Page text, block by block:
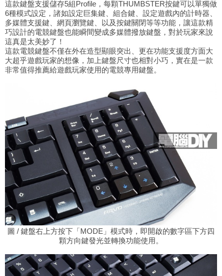
這款鍵盤支援儲存5組Profile，每顆THUMBSTER按鍵可以單獨做
6種模式設定，諸如設定巨集鍵、組合鍵、設定遊戲內的計時器、
多媒體支援鍵、網頁瀏覽鍵、以及按鍵關閉等等功能，讓這款精
巧設計的電競鍵盤也能瞬間變成多媒體撥放鍵盤，對於玩家來說
這真是太美妙了！
這款電競鍵盤不僅在外在造型顯眼突出、更在功能支援度方面大
大超乎遊戲玩家的想像，加上鍵盤尺寸也相對小巧，實在是一款
非常值得推薦給遊戲玩家使用的電競專用鍵盤。
圖 / 鍵盤右上方按下「MODE」模式時，即開啟的數字區下方四
顆方向鍵發光並轉換功能使用。